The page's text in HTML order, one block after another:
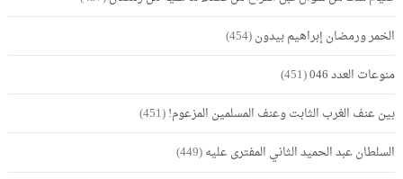
الخمر ورمضان إبراهيم بيدون(454)
منوعات العدد 046
(451)
بين عنف الغرب الثابت وعنف المسلمين المزعوم!(451)
السلطان عبد الحميد الثاني المفترى عليه(449)